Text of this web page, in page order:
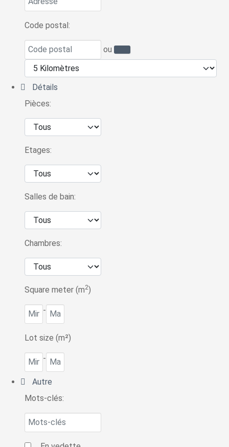
Code postal:
ou
Détails
Pièces:
Etages:
Salles de bain:
Chambres:
Square meter (m2)
-
Lot size (m²)
-
Autre
Mots-clés: